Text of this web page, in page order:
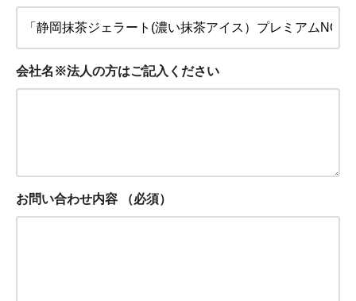
会社名※法人の方はご記入ください
お問い合わせ内容 （必須）